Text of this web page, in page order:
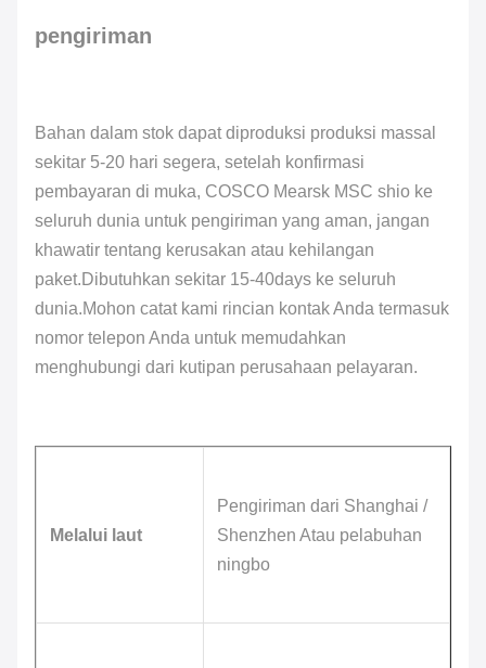
pengiriman
Bahan dalam stok dapat diproduksi produksi massal
sekitar 5-20 hari segera, setelah konfirmasi
pembayaran di muka, COSCO Mearsk MSC shio ke
seluruh dunia untuk pengiriman yang aman, jangan
khawatir tentang kerusakan atau kehilangan
paket.Dibutuhkan sekitar 15-40days ke seluruh
dunia.Mohon catat kami rincian kontak Anda termasuk
nomor telepon Anda untuk memudahkan
menghubungi dari kutipan perusahaan pelayaran.
Melalui laut
Pengiriman dari Shanghai /
Shenzhen Atau pelabuhan
ningbo